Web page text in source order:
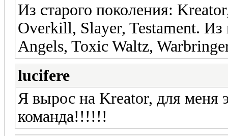
Из старого поколения:
Overkill, Slayer, Testament.
Angels, Toxic Waltz,
lucifere
Я вырос на Kreator, для меня
команда!!!!!!